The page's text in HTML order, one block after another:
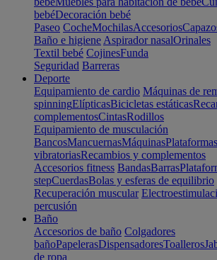
bebéDecoración bebé
Paseo CocheMochilasAccesorios
Baño e higiene Aspirador nasalOrinales
Textil bebé CojinesFunda
Seguridad Barreras
Deporte
Equipamiento de cardio Máquinas de
spinningElípticasBicicletas estáticas
complementosCintasRodillos
Equipamiento de musculación
BancosMancuernasMáquinasPlataformas
vibratoriasRecambios y complementos
Accesorios fitness BandasBarras
stepCuerdasBolas y esferas de equilibrio
Recuperación muscular
percusión
Baño
Accesorios de baño Colgadores
bañoPapelerasDispensadoresToalleros
de ropa